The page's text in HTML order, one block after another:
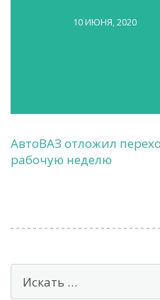
10 ИЮНЯ, 2020
АвтоВАЗ отложил
рабочую неделю